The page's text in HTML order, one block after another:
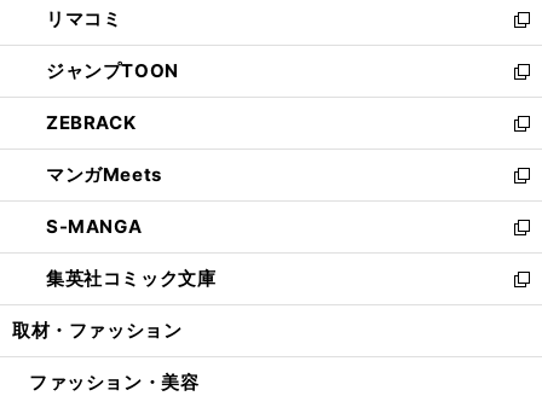
で
開
く
ド
ウ
で
開
く
ィ
ン
ド
ウ
で
開
く
い
ウ
ィ
ン
ド
ウ
で
開
く
リマコミ
新
し
い
ウ
ィ
ン
ド
ウ
で
開
く
ジャンプTOON
新
し
い
ウ
ィ
ン
ド
ウ
で
開
ZEBRACK
新
し
い
ウ
ィ
ン
ド
ウ
開
マンガMeets
新
し
い
ウ
ィ
ン
ウ
S-MANGA
新
し
い
ウ
ン
集英社コミック文庫
新
し
ウ
取材・ファッション
ファッション・美容